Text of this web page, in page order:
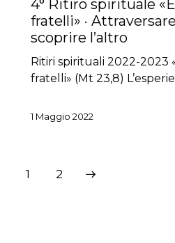
4° Ritiro spirituale
fratelli» ·
scoprire l’altro
Ritiri spirituali 2022-2023
fratelli» (Mt 23,8)
1 Maggio 2022
Paginazione
Page
1 Page
2